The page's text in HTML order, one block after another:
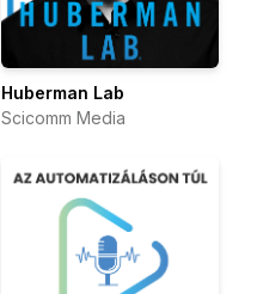
Huberman Lab
Scicomm Media